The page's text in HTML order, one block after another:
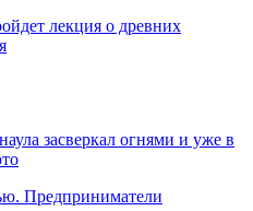
лекция о древних
засверкал огнями и уже в
Предприниматели